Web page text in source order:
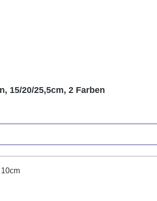
15/20/25,5cm, 2 Farben